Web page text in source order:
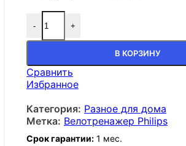
- +
В КОРЗИНУ
Сравнить
Избранное
Категория: Разное для дома
Метка: Велотренажер Philips
Срок гарантии: 1 мес.